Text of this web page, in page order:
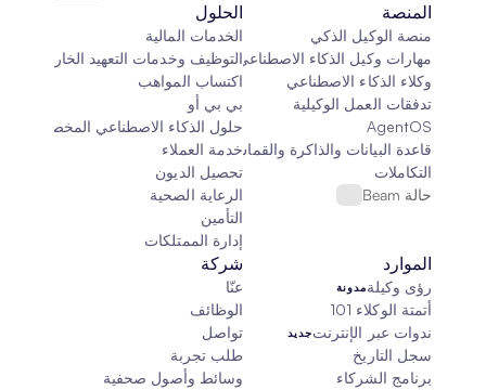
المنصة
منصة الوكيل الذكي
مهارات وكيل الذكاء الاصطناعي
وكلاء الذكاء الاصطناعي
تدفقات العمل الوكيلية
AgentOS
قاعدة البيانات والذاكرة والقماش
التكاملات
حالة Beam
الحلول
الخدمات المالية
التوظيف وخدمات التعهيد الخارجي
اكتساب المواهب
بي بي أو
حلول الذكاء الاصطناعي المخصصة
خدمة العملاء
تحصيل الديون
الرعاية الصحية
التأمين
إدارة الممتلكات
الموارد
رؤى وكيلةمدونة
أتمتة الوكلاء 101
ندوات عبر الإنترنتجديد
سجل التاريخ
برنامج الشركاء
شركة
عنّا
الوظائف
تواصل
طلب تجربة
وسائط وأصول صحفية